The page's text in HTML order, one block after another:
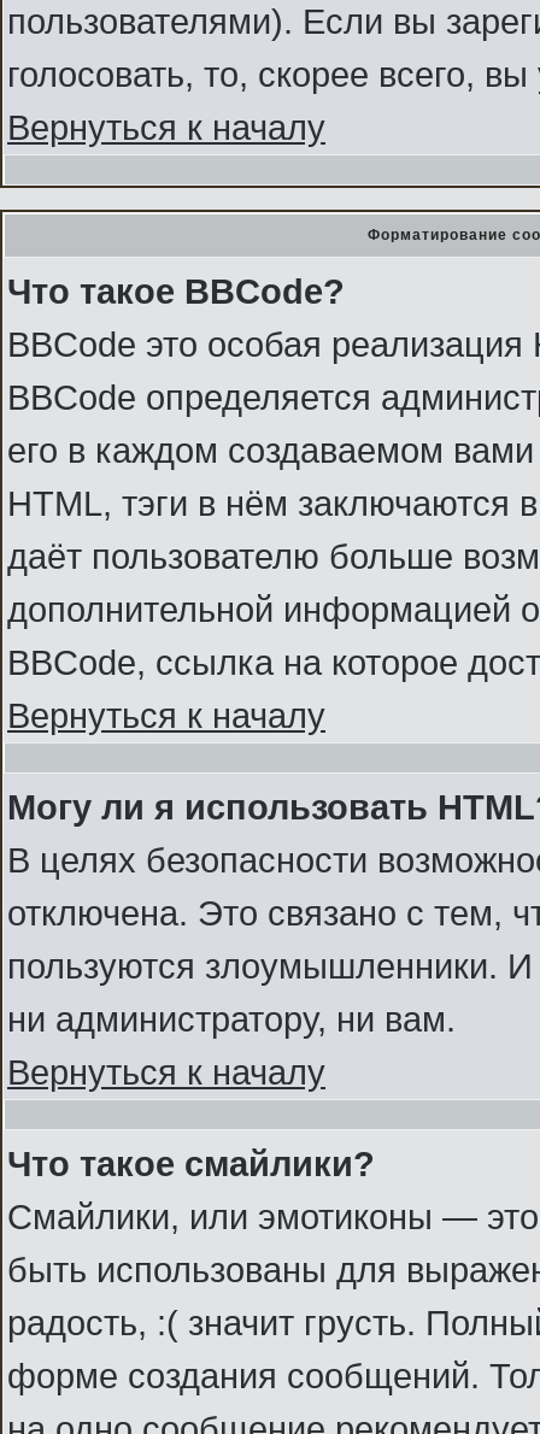
пользователями). Если вы
голосовать, то, скорее всего,
Вернуться к началу
Форматирование
Что такое BBCode?
BBCode это особая
BBCode определяется
его в каждом создаваемом
HTML, тэги в нём заключаются
даёт пользователю больше
дополнительной информацией
BBCode, ссылка на которое
Вернуться к началу
Могу ли я использовать
В целях безопасности
отключена. Это связано с тем,
пользуются злоумышленники.
ни администратору, ни вам.
Вернуться к началу
Что такое смайлики?
Смайлики, или эмотиконы — это
быть использованы для
радость, :( значит грусть.
форме создания сообщений.